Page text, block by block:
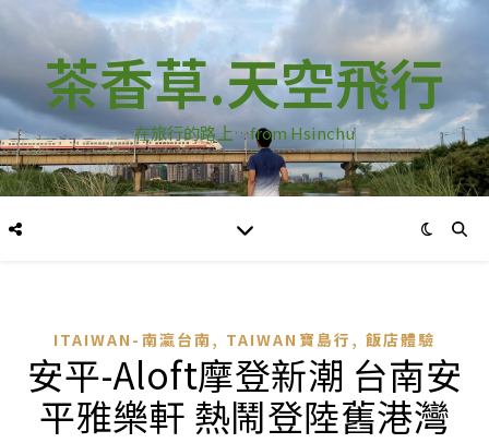
茶香草.天空飛行
在旅行的路上…from Hsinchu
ITAIWAN-南瀛台南 , TAIWAN寶島行 , 飯店體驗
安平-Aloft摩登新潮 台南安
平雅樂軒 熱鬧登陸舊港灣